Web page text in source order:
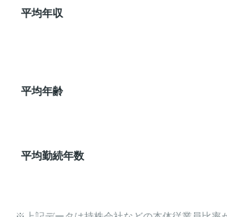
平均年収
平均年齢
平均勤続年数